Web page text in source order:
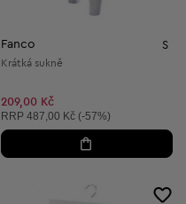
Fanco S
Krátká sukně
209,00 Kč
Doporučená cena:
RRP 487,00 Kč (-57%)